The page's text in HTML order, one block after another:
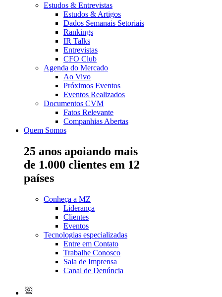
Estudos & Entrevistas
Estudos & Artigos
Dados Semanais Setoriais
Rankings
IR Talks
Entrevistas
CFO Club
Agenda do Mercado
Ao Vivo
Próximos Eventos
Eventos Realizados
Documentos CVM
Fatos Relevante
Companhias Abertas
Quem Somos
25 anos apoiando mais
de 1.000 clientes em 12
países
Conheça a MZ
Liderança
Clientes
Eventos
Tecnologias especializadas
Entre em Contato
Trabalhe Conosco
Sala de Imprensa
Canal de Denúncia